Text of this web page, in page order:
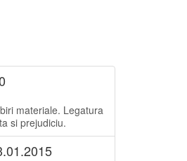
materiale. Legatura
si prejudiciu.